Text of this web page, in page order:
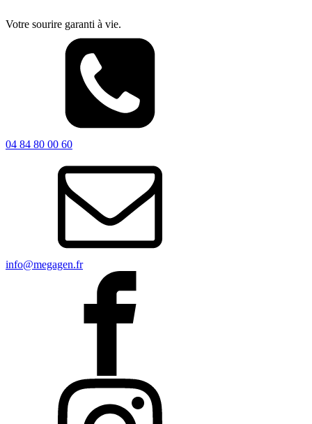
Votre sourire garanti à vie.
04 84 80 00 60
info@megagen.fr